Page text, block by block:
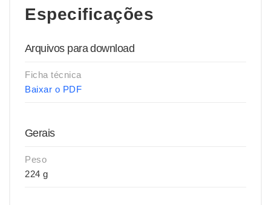
Especificações
Arquivos para download
Ficha técnica
Baixar o PDF
Gerais
Peso
224 g